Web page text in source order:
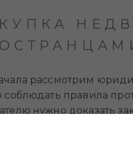
рассмотрим
соблюдать правила
нужно доказать
в